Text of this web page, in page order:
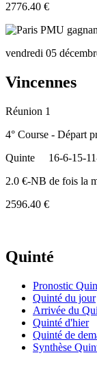
2776.40 €
vendredi 05
Vincennes
Réunion 1
4° Course - Départ
Quinte
16-6-15-
2.0 €-NB de fois la
2596.40 €
Quinté
Pronostic
Quinté du jour
Arrivée du
Quinté d'hier
Quinté de
Synthèse